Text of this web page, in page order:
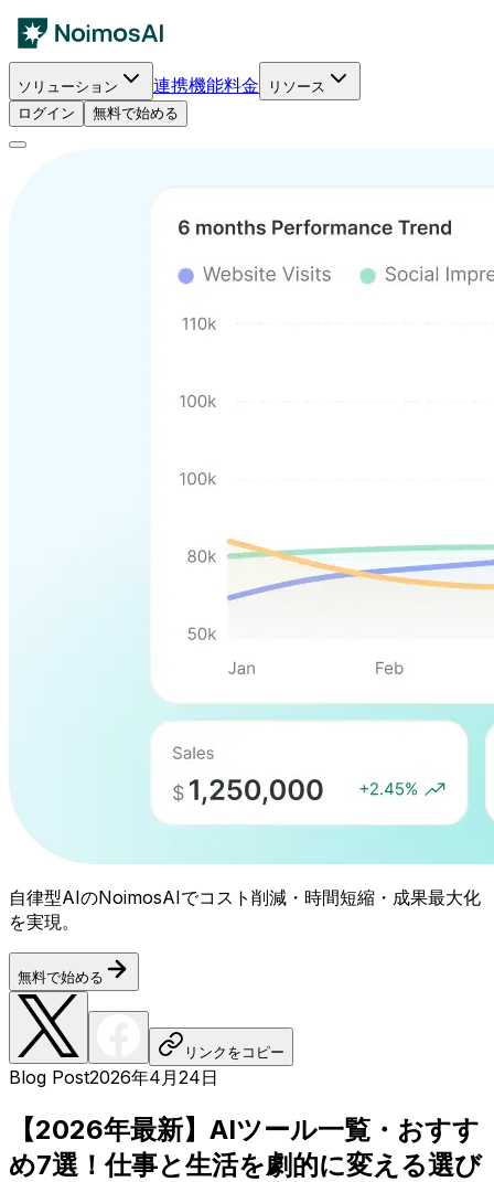
ソリューション 連携機能料金
リソース
ログイン
無料で始める
自律型AIのNoimosAIでコスト削減・時間短縮・成果最大化
を実現。
無料で始める
リンクをコピー
Blog Post2026年4月24日
【2026年最新】AIツール一覧・おすす
め7選！仕事と生活を劇的に変える選び